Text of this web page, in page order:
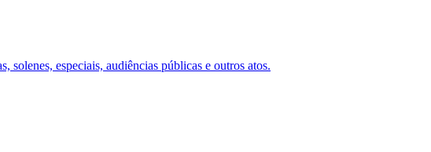
solenes, especiais, audiências públicas e outros atos.